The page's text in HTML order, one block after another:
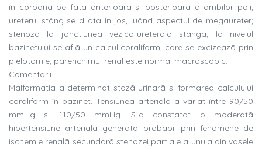
în coroanã pe fata anterioarã si posterioarã a ambilor poli;
ureterul stâng se dilata în jos, luând aspectul de megaureter;
stenozã la jonctiunea vezico-ureteralã stângã; la nivelul
bazinetului se aflã un calcul coraliform, care se excizeazã prin
pielotomie; parenchimul renal este normal macroscopic.
Comentarii
Malformatia a determinat stazã urinarã si formarea calculului
coraliform în bazinet. Tensiunea arterialã a variat între 90/50
mmHg si 110/50 mmHg. S-a constatat o moderatã
hipertensiune arterialã generatã probabil prin fenomene de
ischemie renalã secundarã stenozei partiale a unuia din vasele